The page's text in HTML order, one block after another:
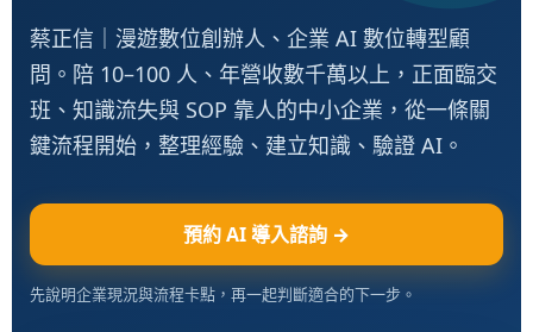
蔡正信｜漫遊數位創辦人、企業 AI 數位轉型顧
問。陪 10–100 人、年營收數千萬以上，正面臨交
班、知識流失與 SOP 靠人的中小企業，從一條關
鍵流程開始，整理經驗、建立知識、驗證 AI。
預約 AI 導入諮詢 →
先說明企業現況與流程卡點，再一起判斷適合的下一步。